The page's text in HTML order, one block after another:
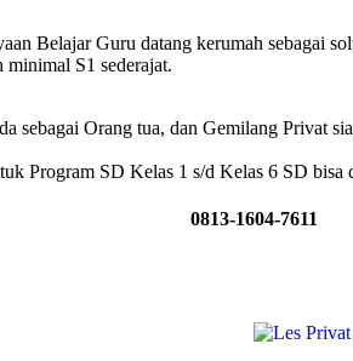
Belajar Guru datang kerumah sebagai
S1 sederajat.
Orang tua, dan Gemilang Privat
Program SD Kelas 1 s/d Kelas 6 SD
0813-1604-7611